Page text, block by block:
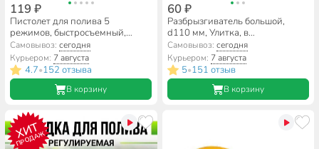
119 ₽
Пистолет для полива 5
режимов, быстросъемный,
Grandy, JS-9306
Самовывоз:сегодня
Курьером: 7 августа
4.7•152 отзыва
В корзину
60 ₽
Разбрызгиватель большой,
d110 мм, Улитка, в
ассортименте
Самовывоз: сегодня
Курьером: 7 августа
5•151 отзыв
В корзину
ХИТ
ПРОДАЖ